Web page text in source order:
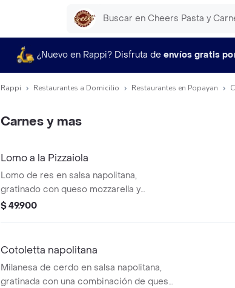
¿Nuevo en Rappi? Disfruta de envíos gratis
Rappi Restaurantes a Domicilio Restaurantes en Popayan
Carnes y mas
Lomo a la Pizzaiola
Lomo de res en salsa napolitana,
gratinado con queso mozzarella y
parmesano, sobre fetuccini alfredo con
$ 49.900
Cotoletta napolitana
Milanesa de cerdo en salsa napolitana,
gratinada con una combinación de queso